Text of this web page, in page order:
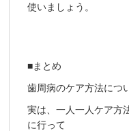
使いましょう。
■まとめ
歯周病のケア方法につ
実は、一人一人ケア方
に行って